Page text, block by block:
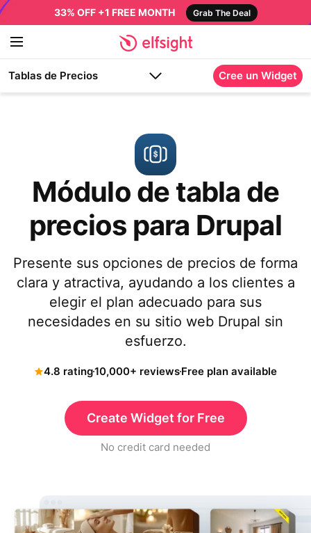
33% OFF +1 FREE MONTH Grab The Deal
Tablas de Precios Cree un Widget
Módulo de tabla de
precios para Drupal
Presente sus opciones de precios de forma
clara y atractiva, ayudando a los clientes a
elegir el plan adecuado para sus
necesidades en su sitio web Drupal sin
esfuerzo.
4.8 rating10,000+ reviewsFree plan available
Create Widget for Free
No credit card needed